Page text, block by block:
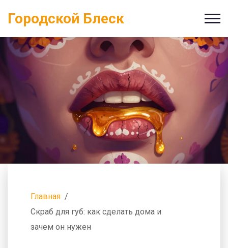
Городской Блеск
Главная
Скраб для губ: как сделать дома и
зачем он нужен